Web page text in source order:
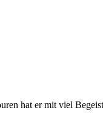
hat er mit viel